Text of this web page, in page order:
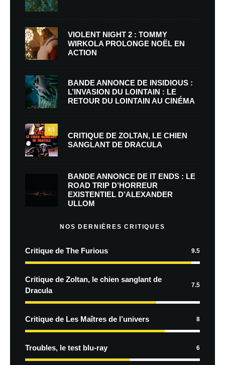
VIOLENT NIGHT 2 : TOMMY
WIRKOLA PROLONGE NOËL EN
ACTION
BANDE ANNONCE DE INSIDIOUS :
L’INVASION DU LOINTAIN : LE
RETOUR DU LOINTAIN AU CINÉMA
7.5
CRITIQUE DE ZOLTAN, LE CHIEN
SANGLANT DE DRACULA
BANDE ANNONCE DE IT ENDS : LE
ROAD TRIP D’HORREUR
EXISTENTIEL D’ALEXANDER
ULLOM
NOS DERNIÈRES CRITIQUES
Critique de The Furious 9.5
Critique de Zoltan, le chien sanglant de
Dracula
7.5
Critique de Les Maîtres de l’univers 8
Troubles, le test blu-ray 6